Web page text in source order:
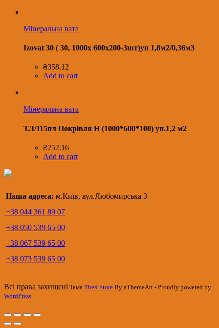
Мінеральна вата
Izovat 30 ( 30, 1000х 600х200-3шт)уп 1,8м2/0,36м3
₴358.12
Add to cart
Мінеральна вата
ТЛ/115пл Покрівля Н (1000*600*100) уп.1,2 м2
₴252.16
Add to cart
Наша адреса: м.Київ, вул.Любомирська 3
+38 044 361 89 07
+38 050 539 65 00
+38 067 539 65 00
+38 073 539 65 00
Всі права захищені Тема The9 Store By aThemeArt - Proudly powered by
WordPress